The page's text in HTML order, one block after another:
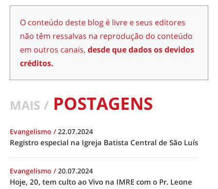
O conteúdo deste blog é livre e seus editores
não têm ressalvas na reprodução do conteúdo
em outros canais, desde que dados os devidos
créditos.
MAIS / POSTAGENS
Evangelismo /22.07.2024
Registro especial na Igreja Batista Central de São Luís
Evangelismo /20.07.2024
Hoje, 20, tem culto ao Vivo na IMRE com o Pr. Leone